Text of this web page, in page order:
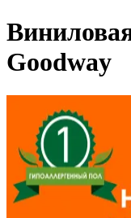
Goodway